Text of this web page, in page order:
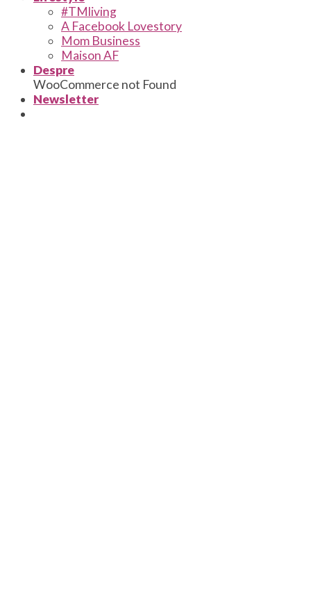
#TMliving
A Facebook Lovestory
Mom Business
Maison AF
Despre
WooCommerce not Found
Newsletter